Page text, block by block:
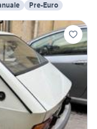
Pre-Euro